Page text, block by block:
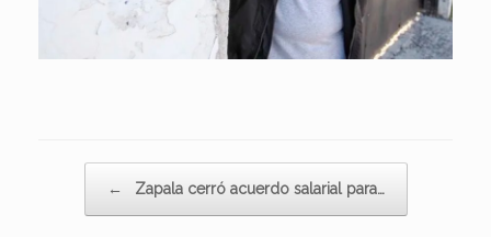
← Zapala cerró acuerdo salarial para…